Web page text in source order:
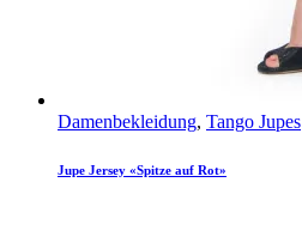
Damenbekleidung, Tango Jupes
Jupe Jersey «Spitze auf Rot»